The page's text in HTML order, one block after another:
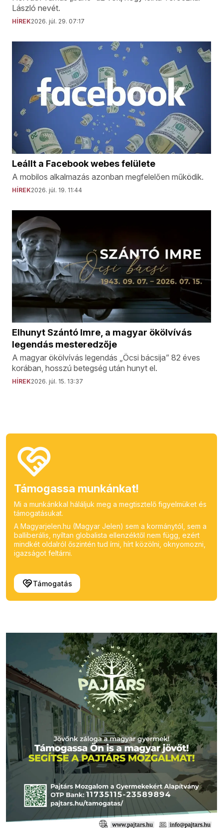
László nevét.
HÍREK2026. júl. 29. 07:17
Leállt a Facebook webes felülete
A mobilos alkalmazás azonban megfelelően működik.
HÍREK2026. júl. 19. 11:44
Elhunyt Szántó Imre, a magyar ökölvívás
legendás mesteredzője
A magyar ökölvívás legendás „Öcsi bácsija” 82 éves
korában, hosszú betegség után hunyt el.
HÍREK2026. júl. 15. 13:37
Támogassa munkánkat!
Mi a munkánkkal háláljuk meg a megtisztelő figyelmüket és
támogatásukat.
A Magyarjelen.hu (Magyar Jelen) sem a kormánytól, sem a
balliberális, nyíltan globalista ellenzéktől nem függ, ezért
mindkét oldalról őszintén tud írni, hírt közölni, oknyomozni,
igazságot feltárni.
Támogatás